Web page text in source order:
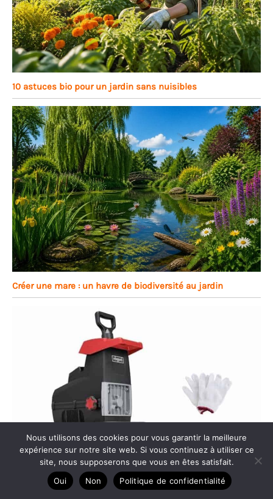
10 astuces bio pour un jardin sans nuisibles
Créer une mare : un havre de biodiversité au jardin
Nous utilisons des cookies pour vous garantir la meilleure
expérience sur notre site web. Si vous continuez à utiliser ce
site, nous supposerons que vous en êtes satisfait.
Oui
Non Politique de confidentialité